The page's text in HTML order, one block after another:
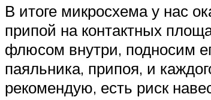
В итоге микросхема у нас
припой на контактных
флюсом внутри, подносим
паяльника, припоя, и
рекомендую, есть риск